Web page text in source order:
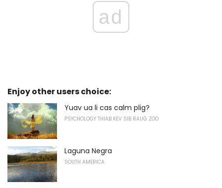
ad
Enjoy other users choice:
Yuav ua li cas calm plig?
PSYCHOLOGY THIAB KEV SIB RAUG ZOO
Laguna Negra
SOUTH AMERICA